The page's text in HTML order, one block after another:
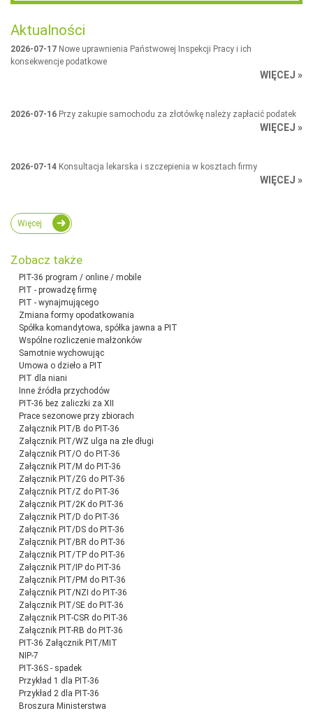
Aktualności
2026-07-17 Nowe uprawnienia Państwowej Inspekcji Pracy i ich
konsekwencje podatkowe
WIĘCEJ »
2026-07-16 Przy zakupie samochodu za złotówkę należy zapłacić podatek
WIĘCEJ »
2026-07-14 Konsultacja lekarska i szczepienia w kosztach firmy
WIĘCEJ »
Więcej
Zobacz także
PIT-36 program / online / mobile
PIT - prowadzę firmę
PIT - wynajmującego
Zmiana formy opodatkowania
Spółka komandytowa, spółka jawna a PIT
Wspólne rozliczenie małżonków
Samotnie wychowując
Umowa o dzieło a PIT
PIT dla niani
Inne źródła przychodów
PIT-36 bez zaliczki za XII
Prace sezonowe przy zbiorach
Załącznik PIT/B do PIT-36
Załącznik PIT/WZ ulga na złe długi
Załącznik PIT/O do PIT-36
Załącznik PIT/M do PIT-36
Załącznik PIT/ZG do PIT-36
Załącznik PIT/Z do PIT-36
Załącznik PIT/2K do PIT-36
Załącznik PIT/D do PIT-36
Załącznik PIT/DS do PIT-36
Załącznik PIT/BR do PIT-36
Załącznik PIT/TP do PIT-36
Załącznik PIT/IP do PIT-36
Załącznik PIT/PM do PIT-36
Załącznik PIT/NZI do PIT-36
Załącznik PIT/SE do PIT-36
Załącznik PIT-CSR do PIT-36
Załącznik PIT-RB do PIT-36
PIT-36 Załącznik PIT/MIT
NIP-7
PIT-36S - spadek
Przykład 1 dla PIT-36
Przykład 2 dla PIT-36
Broszura Ministerstwa